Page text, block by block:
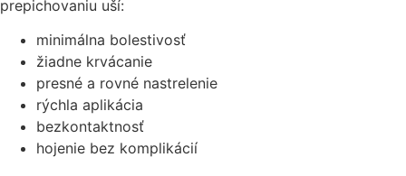
prepichovaniu uší:
minimálna bolestivosť
žiadne krvácanie
presné a rovné nastrelenie
rýchla aplikácia
bezkontaktnosť
hojenie bez komplikácií